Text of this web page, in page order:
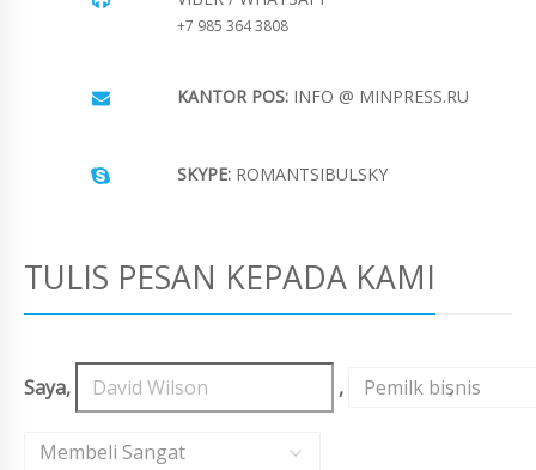
+7 985 364 3808
KANTOR POS: INFO @ MINPRESS.RU
SKYPE: ROMANTSIBULSKY
TULIS PESAN KEPADA KAMI
Saya, , Pemilk bisnis
,
Membeli Sangat